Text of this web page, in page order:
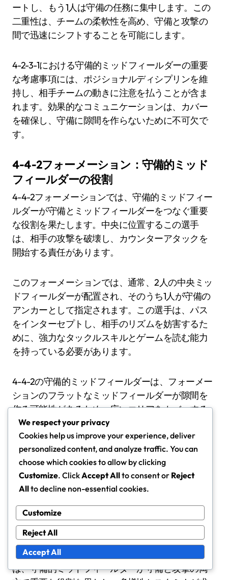
ートし、もう1人は守備の任務に集中します。この
二重性は、チームの柔軟性を高め、守備と攻撃の
間で迅速にシフトすることを可能にします。
4-2-3-1における守備的ミッドフィールダーの重要
な考慮事項には、ポジショナルディシプリンを維
持し、相手チームの動きに注意を払うことが含ま
れます。効果的なコミュニケーションは、カバー
を確保し、守備に隙間を作らないために不可欠で
す。
4-4-2フォーメーション：守備的ミッド
フィールダーの役割
4-4-2フォーメーションでは、守備的ミッドフィー
ルダーが守備とミッドフィールダーをつなぐ重要
な役割を果たします。中央に位置するこの選手
は、相手の攻撃を破壊し、カウンターアタックを
開始する責任があります。
このフォーメーションでは、通常、2人の中央ミッ
ドフィールダーが配置され、そのうち1人が守備の
アンカーとして指定されます。この選手は、パス
をインターセプトし、相手のリズムを妨害するた
めに、強力なタックルスキルとゲームを読む能力
を持っている必要があります。
4-4-2の守備的ミッドフィールダーは、フォーメー
ションのフラットなミッドフィールダーが隙間を
作る可能性があるため、広いエリアをカバーする
準備も必要です。チームメイトのポジショニング
を意識し、ウイングをサポートするために迅速に
移行する能力が、チームの形を維持するために重
要です。
3-5-2フォーメーション：ポジショニン
グの課題と利点
3-5-2フォーメーションは、幅の強調と流動的な動
きの必要性により、守備的ミッドフィールダーに
独自の課題をもたらします。このセットアップで
は、守備的ミッドフィールダーが守備と攻撃の両
We respect your privacy
Cookies help us improve your experience, deliver
personalized content, and analyze traffic. You can
choose which cookies to allow by clicking
Customize. ClickAccept Allto consent or Reject
Allto decline non-essential cookies.
Customize
Reject All
Accept All